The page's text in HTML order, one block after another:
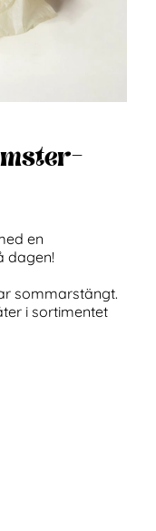
en
dagen!
sommarstängt.
i sortimentet